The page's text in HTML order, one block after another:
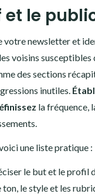
et le
votre newsletter et
voisins
des sections
inutiles.
la fréquence,
une liste pratique :
le but et le profil
ton, le style et les